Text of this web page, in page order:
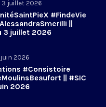
3 juillet 2026
#FindeVie
||
3 juillet 2026
2026
#Consistoire
|| #SIC
2026